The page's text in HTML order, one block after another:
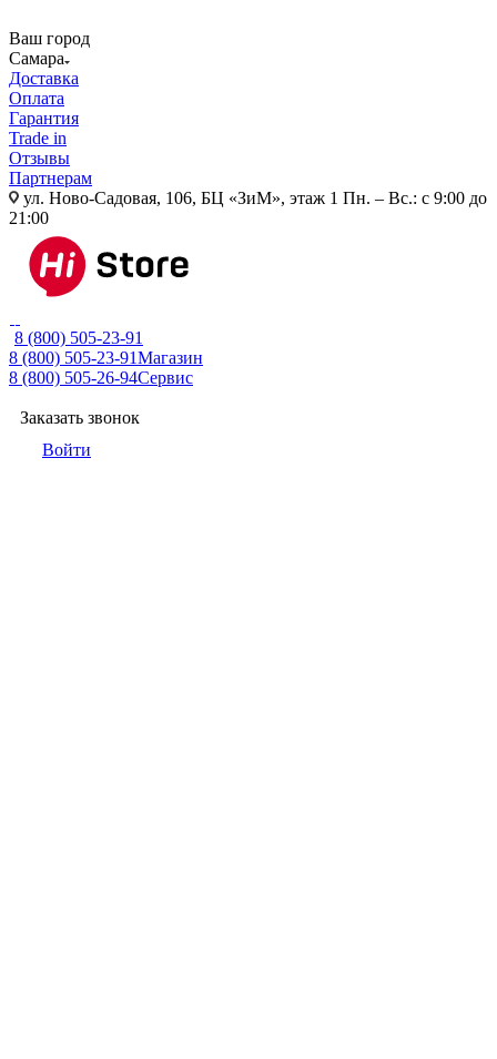
Ваш город
Самара
Доставка
Оплата
Гарантия
Trade in
Отзывы
Партнерам
ул. Ново-Садовая, 106, БЦ «ЗиМ», этаж 1 Пн. – Вс.: с 9:00 до
21:00
8 (800) 505-23-91
8 (800) 505-23-91Магазин
8 (800) 505-26-94Сервис
Заказать звонок
Войти